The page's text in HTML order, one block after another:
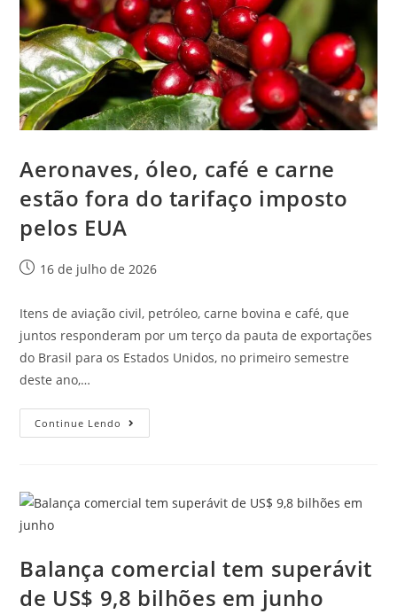
Aeronaves, óleo, café e carne
estão fora do tarifaço imposto
pelos EUA
16 de julho de 2026
Itens de aviação civil, petróleo, carne bovina e café, que
juntos responderam por um terço da pauta de exportações
do Brasil para os Estados Unidos, no primeiro semestre
deste ano,…
Continue Lendo
Balança comercial tem superávit
de US$ 9,8 bilhões em junho